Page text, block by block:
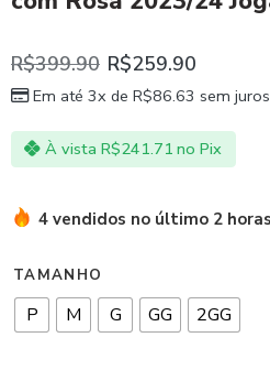
R$399.90 R$259.90
Em até 3x de R$86.63 sem juros
À vista R$241.71 no Pix
4 vendidos no último 2 horas
TAMANHO
P M G GG 2GG